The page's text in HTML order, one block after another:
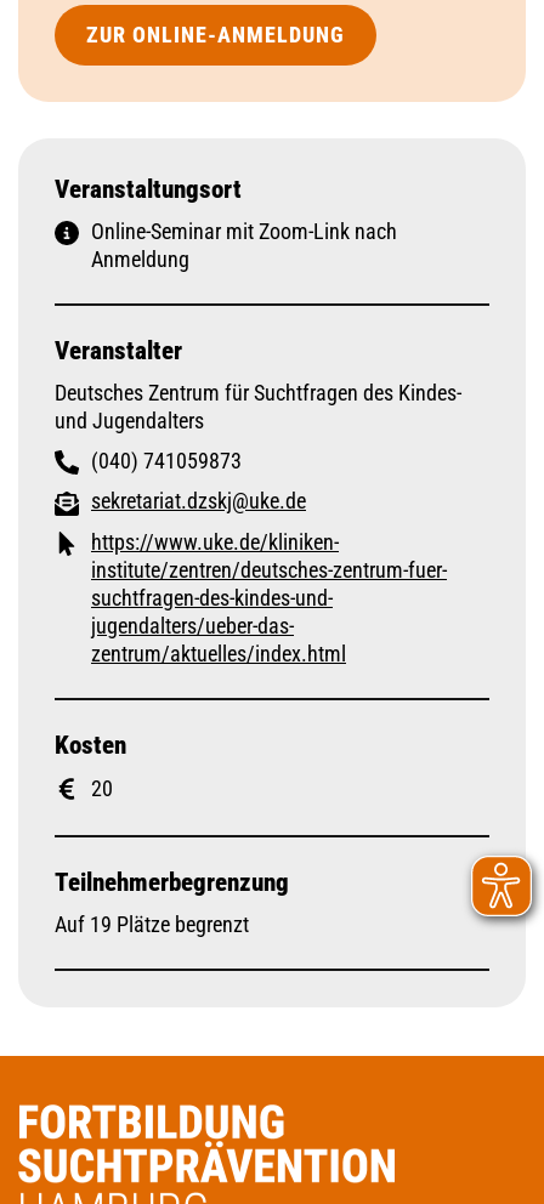
ZUR ONLINE-ANMELDUNG
Veranstaltungsort
Online-Seminar mit Zoom-Link nach
Anmeldung
Veranstalter
Deutsches Zentrum für Suchtfragen des Kindes-
und Jugendalters
(040) 741059873
sekretariat.dzskj@uke.de
https://www.uke.de/kliniken-
institute/zentren/deutsches-zentrum-fuer-
suchtfragen-des-kindes-und-
jugendalters/ueber-das-
zentrum/aktuelles/index.html
Kosten
20
Teilnehmerbegrenzung
Auf 19 Plätze begrenzt